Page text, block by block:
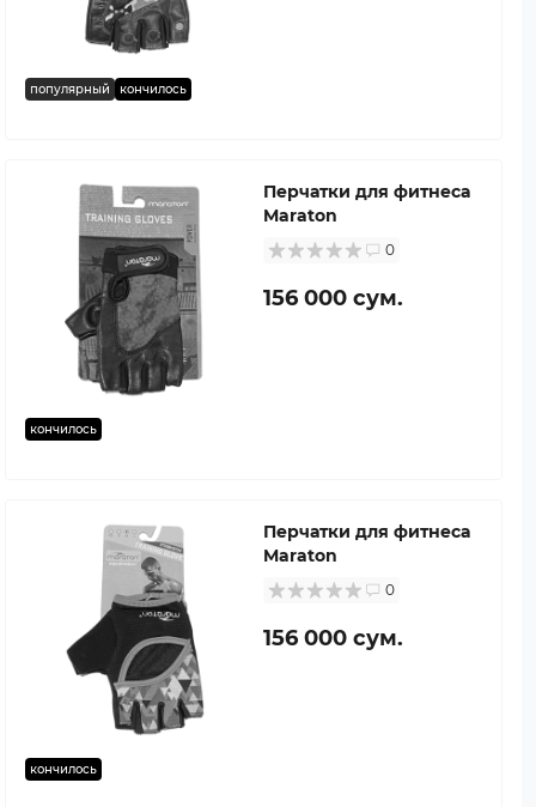
популярный кончилось
кончилось
Перчатки для фитнеса
Maraton
0
156 000 сум.
кончилось
Перчатки для фитнеса
Maraton
0
156 000 сум.